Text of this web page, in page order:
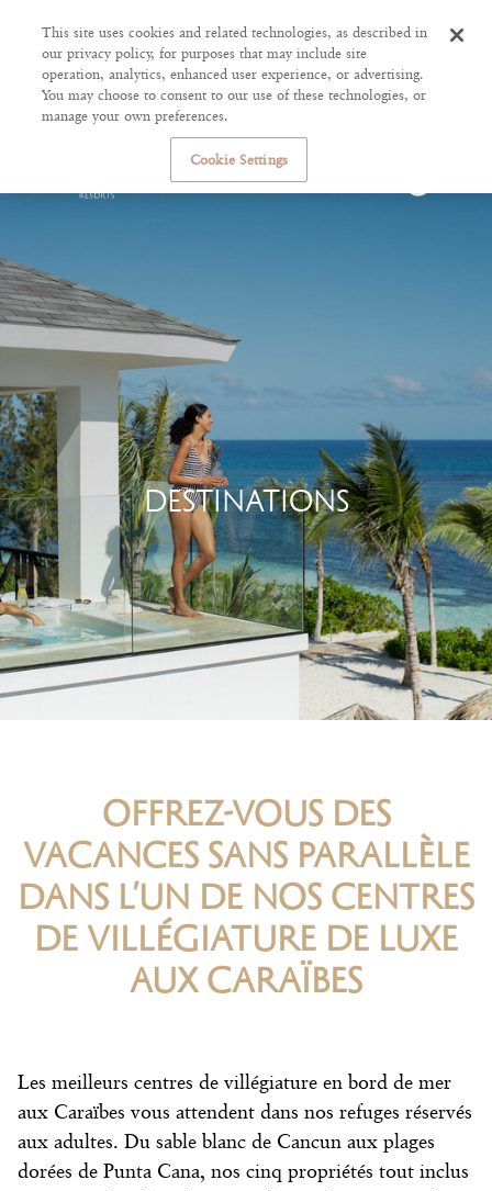
DESTINATIONS
OFFREZ-VOUS DES
VACANCES SANS PARALLÈLE
DANS L’UN DE NOS CENTRES
DE VILLÉGIATURE DE LUXE
AUX CARAÏBES
Les meilleurs centres de villégiature en bord de mer
aux Caraïbes vous attendent dans nos refuges réservés
aux adultes. Du sable blanc de Cancun aux plages
dorées de Punta Cana, nos cinq propriétés tout inclus
This site uses cookies and related technologies, as described in
our privacy policy, for purposes that may include site
operation, analytics, enhanced user experience, or advertising.
You may choose to consent to our use of these technologies, or
manage your own preferences.
Cookie Settings